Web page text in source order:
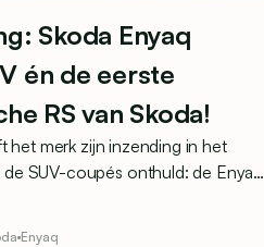
Skoda Enyaq
én de eerste
RS van Skoda!
het merk zijn inzending in het
de SUV-coupés onthuld: de Enyaq
de 100% elektrische RS-variant
Enyaq